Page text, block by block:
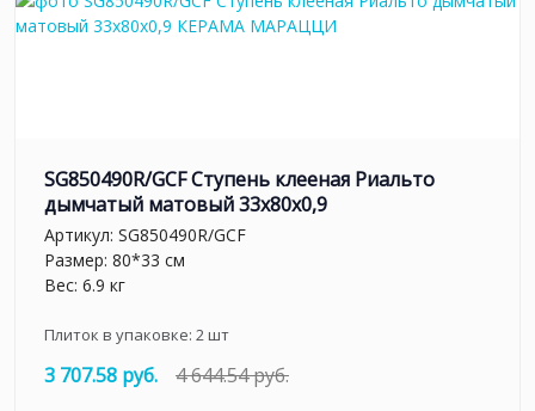
SG850490R/GCF Ступень клееная Риальто
дымчатый матовый 33x80x0,9
Артикул: SG850490R/GCF
Размер: 80*33 см
Вес: 6.9 кг
Плиток в упаковке: 2шт
3 707.58 руб. 4 644.54 руб.